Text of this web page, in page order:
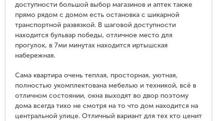
доступности большой выбор магазинов и аптек также
прямо рядом с домом есть остановка с шикарной
транспортной развязкой. В шаговой доступности
находится бульвар победы, отличное место для
прогулок, в 7ми минутах находится иртышская
набережная.
Сама квартира очень теплая, просторная, уютная,
полностью укомплектована мебелью и техникой, всё в
отличном состоянии, окна выходят во двор поэтому
дома всегда тихо не смотря на то что дом находится на
центральной улице. Отличный вариант для тех кто ценит